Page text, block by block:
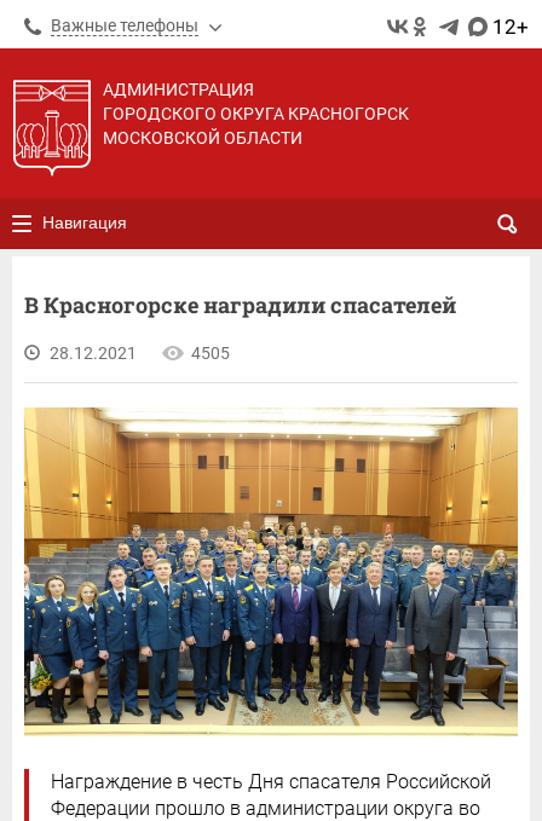
Важные телефоны 12+
АДМИНИСТРАЦИЯ
ГОРОДСКОГО ОКРУГА КРАСНОГОРСК
МОСКОВСКОЙ ОБЛАСТИ
Навигация
В Красногорске наградили спасателей
28.12.2021 4505
Награждение в честь Дня спасателя Российской
Федерации прошло в администрации округа во